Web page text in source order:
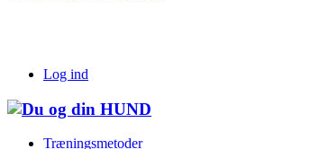
Log ind
Træningsmetoder